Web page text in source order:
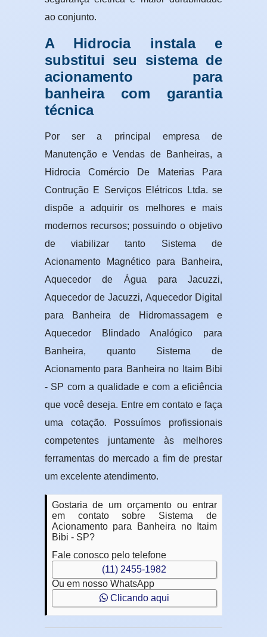
ao conjunto.
A Hidrocia instala e
substitui seu sistema de
acionamento para
banheira com garantia
técnica
Por ser a principal empresa de
Manutenção e Vendas de Banheiras, a
Hidrocia Comércio De Materias Para
Contrução E Serviços Elétricos Ltda. se
dispõe a adquirir os melhores e mais
modernos recursos; possuindo o objetivo
de viabilizar tanto Sistema de
Acionamento Magnético para Banheira,
Aquecedor de Água para Jacuzzi,
Aquecedor de Jacuzzi, Aquecedor Digital
para Banheira de Hidromassagem e
Aquecedor Blindado Analógico para
Banheira, quanto Sistema de
Acionamento para Banheira no Itaim Bibi
- SP com a qualidade e com a eficiência
que você deseja. Entre em contato e faça
uma cotação. Possuímos profissionais
competentes juntamente às melhores
ferramentas do mercado a fim de prestar
um excelente atendimento.
Gostaria de um orçamento ou entrar
em contato sobre Sistema de
Acionamento para Banheira no Itaim
Bibi - SP?
Fale conosco pelo telefone
(11) 2455-1982
Ou em nosso WhatsApp
Clicando aqui